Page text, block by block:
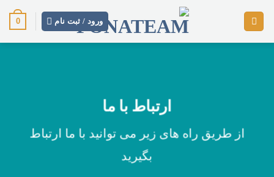
ورود / ثبت نام 0
ارتباط با ما
از طریق راه های زیر می توانید با ما ارتباط
بگیرید